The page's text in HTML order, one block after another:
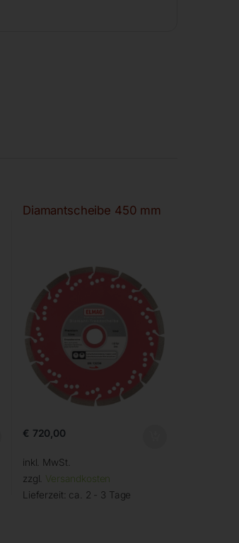
Diamantscheibe 450 mm
€ 720,00
inkl. MwSt.
zzgl. Versandkosten
Lieferzeit: ca. 2 - 3 Tage